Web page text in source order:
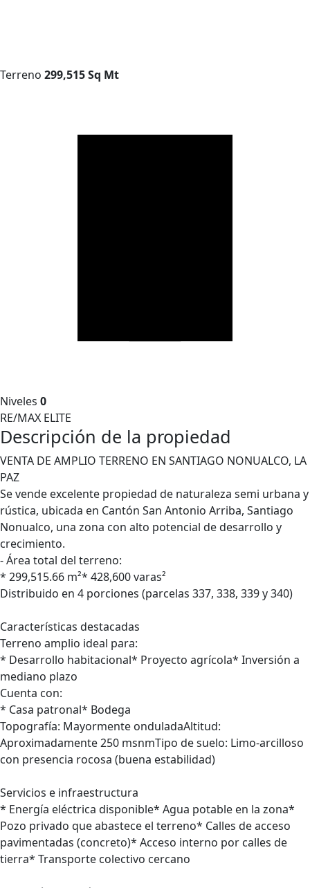
Terreno 299,515 Sq Mt
Niveles 0
RE/MAX ELITE
Descripción de la propiedad
VENTA DE AMPLIO TERRENO EN SANTIAGO NONUALCO, LA
PAZ
Se vende excelente propiedad de naturaleza semi urbana y
rústica, ubicada en Cantón San Antonio Arriba, Santiago
Nonualco, una zona con alto potencial de desarrollo y
crecimiento.
- Área total del terreno:
* 299,515.66 m²* 428,600 varas²
Distribuido en 4 porciones (parcelas 337, 338, 339 y 340)
Características destacadas
Terreno amplio ideal para:
* Desarrollo habitacional* Proyecto agrícola* Inversión a
mediano plazo
Cuenta con:
* Casa patronal* Bodega
Topografía: Mayormente onduladaAltitud:
Aproximadamente 250 msnmTipo de suelo: Limo-arcilloso
con presencia rocosa (buena estabilidad)
Servicios e infraestructura
* Energía eléctrica disponible* Agua potable en la zona*
Pozo privado que abastece el terreno* Calles de acceso
pavimentadas (concreto)* Acceso interno por calles de
tierra* Transporte colectivo cercano